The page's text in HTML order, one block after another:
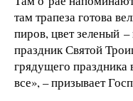
там трапеза готова
пиров, цвет зеленый
праздник Святой
грядущего
все», – призывает